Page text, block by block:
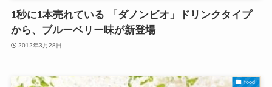
1秒に1本売れている 「ダノンビオ」ドリンクタイプ
から、ブルーベリー味が新登場
2012年3月28日
food